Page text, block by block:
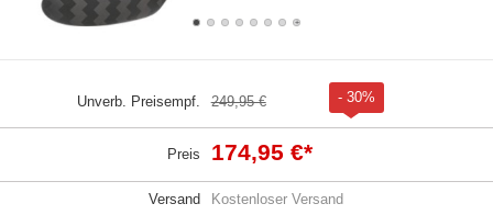
Unverb. Preisempf. 249,95 € - 30%
Preis 174,95 €*
Versand Kostenloser Versand